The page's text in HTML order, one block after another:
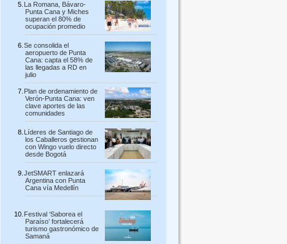
La Romana, Bávaro-
Punta Cana y Miches
superan el 80% de
ocupación promedio
Se consolida el
aeropuerto de Punta
Cana: capta el 58% de
las llegadas a RD en
julio
Plan de ordenamiento de
Verón-Punta Cana: ven
clave aportes de las
comunidades
Líderes de Santiago de
los Caballeros gestionan
con Wingo vuelo directo
desde Bogotá
JetSMART enlazará
Argentina con Punta
Cana vía Medellín
Festival ‘Saborea el
Paraíso’ fortalecerá
turismo gastronómico de
Samaná